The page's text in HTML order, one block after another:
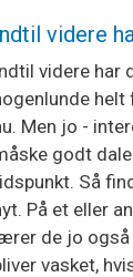
videre
videre har
Men jo -
godt
Så
På et eller
de jo også
vasket,